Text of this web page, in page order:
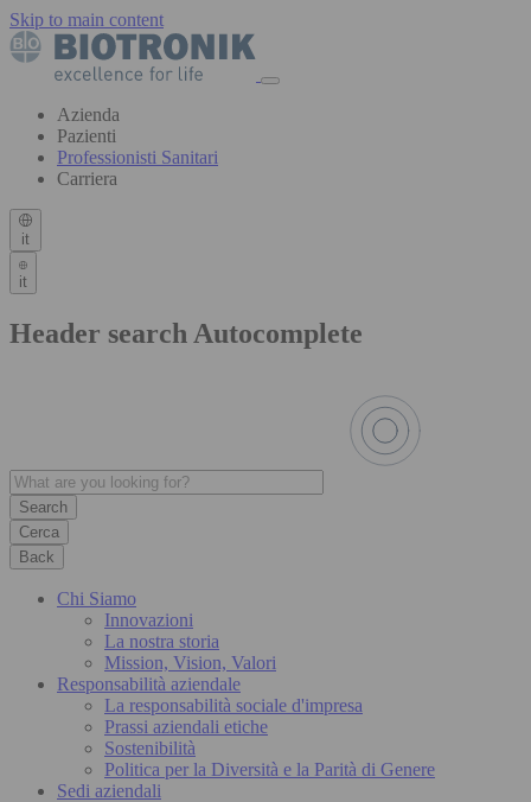
Skip to main content
Azienda
Pazienti
Professionisti Sanitari
Carriera
it
it
Header search Autocomplete
Cerca
Back
Chi Siamo
Innovazioni
La nostra storia
Mission, Vision, Valori
Responsabilità aziendale
La responsabilità sociale d'impresa
Prassi aziendali etiche
Sostenibilità
Politica per la Diversità e la Parità di Genere
Sedi aziendali